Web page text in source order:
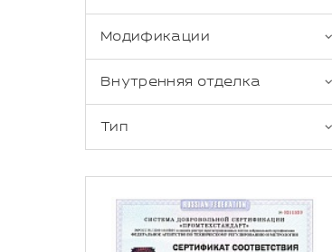
Модификации
Внутренняя отделка
Тип